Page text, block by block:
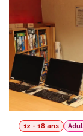
12 - 18 ans